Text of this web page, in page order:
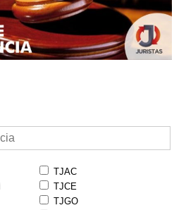
TJAC
TJCE
TJGO